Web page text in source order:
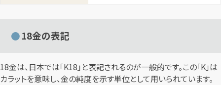
18金の表記
18金は、日本では「K18」と表記されるのが一般的です。この「K」は
カラットを意味し、金の純度を示す単位として用いられています。